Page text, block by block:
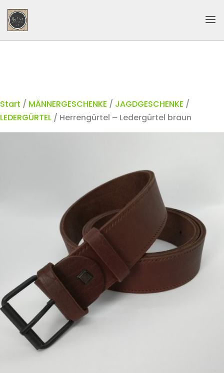
Start / MÄNNERGESCHENKE / JAGDGESCHENKE /
LEDERGÜRTEL / Herrengürtel – Ledergürtel braun